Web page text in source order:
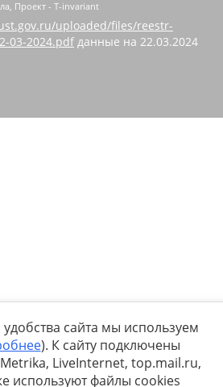
uploaded/files/reestr-
03-2024.pdf данные на 22.03.2024
сайта мы используем
). К сайту подключены
LiveInternet, top.mail.ru,
используют файлы cookies